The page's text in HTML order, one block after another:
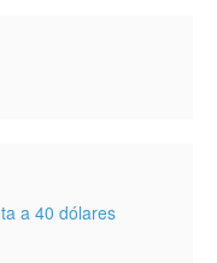
a 40 dólares